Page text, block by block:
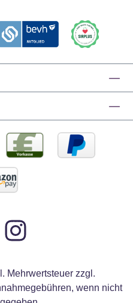
Mehrwertsteuer zzgl.
wenn nicht